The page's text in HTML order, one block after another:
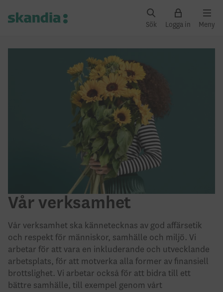
Sök Logga in Meny
Vår verksamhet
Vår verksamhet ska kännetecknas av god affärsetik
och respekt för människor, samhälle och miljö. Vi
arbetar för att vara en inkluderande och utvecklande
arbetsplats, för att motverka alla former av finansiell
brottslighet. Vi arbetar också för att bidra till ett
bättre samhälle, till exempel genom vårt